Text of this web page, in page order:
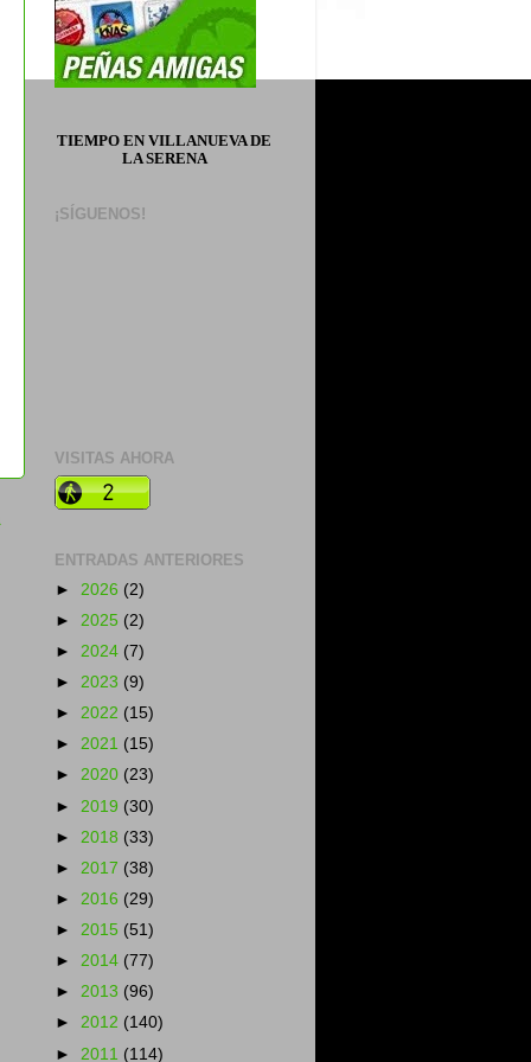
TIEMPO EN VILLANUEVA DE
LA SERENA
¡SÍGUENOS!
VISITAS AHORA
ENTRADAS ANTERIORES
► 2026 (2)
► 2025 (2)
► 2024 (7)
► 2023 (9)
► 2022 (15)
► 2021 (15)
► 2020 (23)
► 2019 (30)
► 2018 (33)
► 2017 (38)
► 2016 (29)
► 2015 (51)
► 2014 (77)
► 2013 (96)
► 2012 (140)
► 2011 (114)